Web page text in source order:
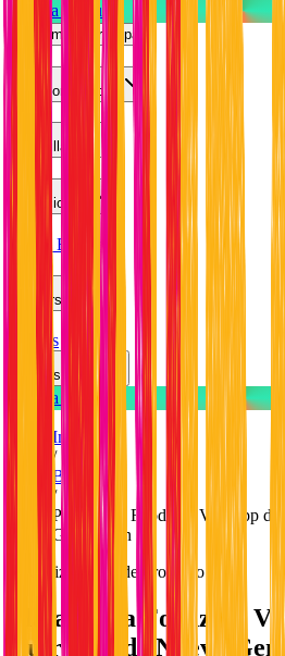
Prueba Gratuita
Abrir menú principal
Funcionalidades
Plantillas
Soluciones
Marca Blanca
Recursos
Precios
Español
Prueba Gratuita
Inicio
/
Blog
/
Plataforma Foodzilla V2: App
Generación
Actualizaciones de Producto
Plataforma Foodzilla
Nutrición de Nueva